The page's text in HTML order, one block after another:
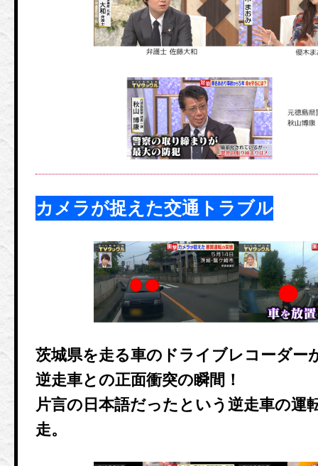
カメラが捉えた交通トラブル
茨城県を走る車のドライブレコーダー
逆走車との正面衝突の瞬間！
片言の日本語だったという逆走車の運
走。